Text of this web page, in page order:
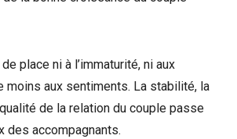
de place ni à l’immaturité, ni aux
moins aux sentiments. La stabilité, la
de la relation du couple passe
des accompagnants.